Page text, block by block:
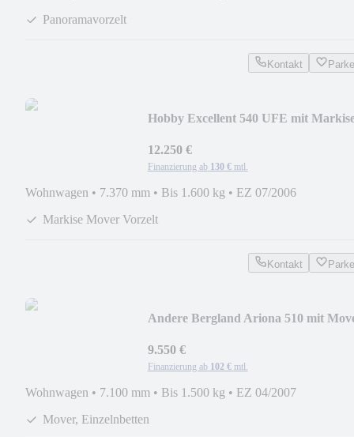
Panoramavorzelt
Kontakt
Hobby Excellent 540 UFE mit
12.250 €
Finanzierung ab 130 € mtl.
Wohnwagen • 7.370 mm • Bis 1.600 kg • EZ 07/2006
Markise Mover Vorzelt
Kontakt
Andere Bergland Ariona 510 mit
9.550 €
Finanzierung ab 102 € mtl.
Wohnwagen • 7.100 mm • Bis 1.500 kg • EZ 04/2007
Mover, Einzelnbetten